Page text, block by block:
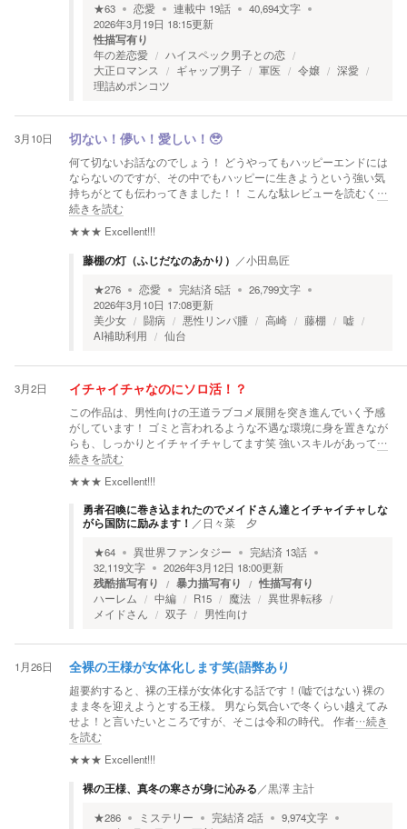
★63 恋愛 連載中 19話 40,694文字
2026年3月19日 18:15更新
性描写有り
年の差恋愛
ハイスペック男子との恋
大正ロマンス
ギャップ男子 軍医 令嬢
深愛
理詰めポンコツ
3月10日 切ない！儚い！愛しい！🥹
何て切ないお話なのでしょう！ どうやってもハッピーエンドには
ならないのですが、その中でもハッピーに生きようという強い気
持ちがとても伝わってきました！！ こんな駄レビューを読むく …
続きを読む
★★★ Excellent!!!
藤棚の灯（ふじだなのあかり） ／小田島匠
★276 恋愛 完結済5話 26,799文字
2026年3月10日 17:08更新
美少女
闘病 悪性リンパ腫 高崎 藤棚
嘘
AI補助利用
仙台
3月2日 イチャイチャなのにソロ活！？
この作品は、男性向けの王道ラブコメ展開を突き進んでいく予感
がしています！ ゴミと言われるような不遇な環境に身を置きなが
らも、しっかりとイチャイチャしてます笑 強いスキルがあって…
続きを読む
★★★ Excellent!!!
勇者召喚に巻き込まれたのでメイドさん達とイチャイチャしな
がら国防に励みます！ ／ 日々菜 夕
★64 異世界ファンタジー 完結済 13話
32,119文字 2026年3月12日 18:00更新
残酷描写有り 暴力描写有り 性描写有り
ハーレム 中編 R15 魔法
異世界転移
メイドさん
双子 男性向け
1月26日 全裸の王様が女体化します笑(語弊あり
超要約すると、裸の王様が女体化する話です！(嘘ではない) 裸の
まま冬を迎えようとする王様。 男なら気合いで冬くらい越えてみ
せよ！と言いたいところですが、そこは令和の時代。 作者…続き
を読む
★★★ Excellent!!!
裸の王様、真冬の寒さが身に沁みる ／黒澤 主計
★286 ミステリー 完結済2話 9,974文字